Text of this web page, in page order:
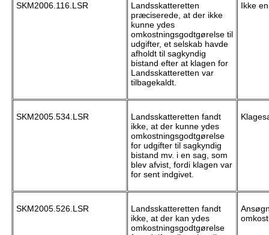
SKM2006.116.LSR
Landsskatteretten
præciserede, at der ikke
kunne ydes
omkostningsgodtgørelse til
udgifter, et selskab havde
afholdt til sagkyndig
bistand efter at klagen for
Landsskatteretten var
tilbagekaldt.
Ikke
SKM2005.534.LSR
Landsskatteretten fandt
ikke, at der kunne ydes
omkostningsgodtgørelse
for udgifter til sagkyndig
bistand mv. i en sag, som
blev afvist, fordi klagen var
for sent indgivet.
SKM2005.526.LSR
Landsskatteretten fandt
ikke, at der kan ydes
omkostningsgodtgørelse